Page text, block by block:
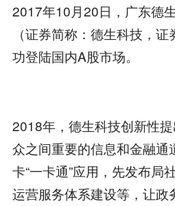
2017年10月20日，广东德
（证券简称：德生科技，
功登陆国内A股市场。
2018年，德生科技创新性
众之间重要的信息和金融通
卡“一卡通”应用，先发布局
运营服务体系建设等，让政